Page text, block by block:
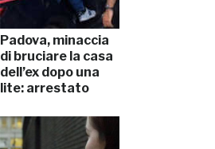
Padova, minaccia
di bruciare la casa
dell’ex dopo una
lite: arrestato